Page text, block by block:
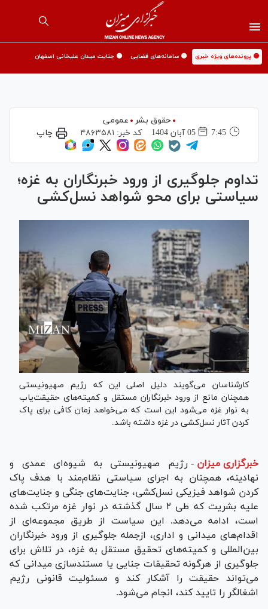
🟡 پرونده‌های ویژه خبری 🟡 سامانه‌های قضایی 🟡 جنایت میدان علیخانی اصفهان
حقوق بشر
عمومی
7:45
05 آبان 1404 کد خبر: ۴۸۶۳۵۸۱ چاپ
تداوم جلوگیری از ورود خبرنگاران به غزه؛
سیاستی برای محو شواهد نسل‌کشی
کارشناسان می‌گویند دلیل اصلی این که رژیم صهیونیستی
همچنان مانع از ورود خبرنگاران مستقل و کمیته‌های حقیقت‌یاب
به نوار غزه می‌شود این است که می‌خواهد زمان کافی برای پاک
کردن آثار نسل‌کشی در غزه داشته باشد.
خبرگزاری میزان - رژیم صهیونیستی به شیوه‌ای عمدی و
نهادینه، همچنان به اجرای سیاستی نظام‌مند با هدف پاک
کردن شواهد فیزیکی نسل‌کشی، جنایت‌های جنگی و جنایت‌های
علیه بشریت که طی ۲ سال گذشته در نوار غزه مرتکب شده
است، ادامه می‌دهد. این سیاست از طریق مجموعه‌ای از
اقدام‌های میدانی و اداری، ازجمله جلوگیری از ورود خبرنگاران
بین‌المللی و کمیته‌های تحقیق مستقل به غزه، در تلاش برای
جلوگیری از هرگونه تحقیقات جنایی یا مستندسازی میدانی که
می‌تواند حقیقت را آشکار کند و مسئولیت قانونی رژیم
اشغالگر را تایید کند، انجام می‌شود.